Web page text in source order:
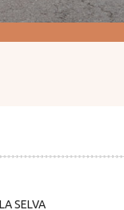
SELVA